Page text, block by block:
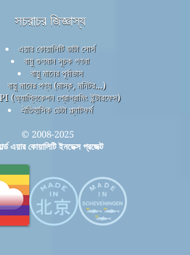
সচরাচর জিজ্ঞাস্য
এয়ার কোয়ালিটি ডাটা সোর্স
বায়ু গুণমান সূচক গণনা
বায়ু মানের পূর্বাভাস
বায়ু মানের পণ্য (মাস্ক, মনিটর...)
(অ্যাপ্লিকেশন প্রোগ্রামিং ইন্টারফেস)
ঐতিহাসিক ডেটা প্ল্যাটফর্ম
© 2008-2025
এয়ার কোয়ালিটি ইনডেক্স প্রজেক্ট